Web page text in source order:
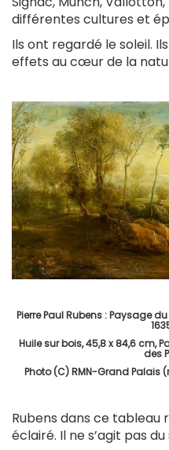
différentes cultures et
Ils ont regardé le soleil.
effets au cœur de la
Pierre Paul Rubens : Paysage
Huile sur bois, 45,8 x 84,6 cm,
des
Photo (C) RMN-Grand Palais
Rubens dans ce
éclairé. Il ne s’agit pas